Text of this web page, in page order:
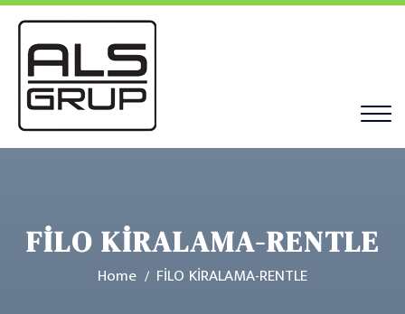
FİLO KİRALAMA-RENTLE
Home FİLO KİRALAMA-RENTLE